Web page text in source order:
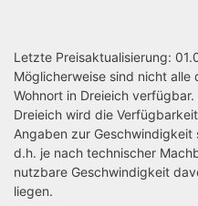
Letzte Preisaktualisierung:
Möglicherweise sind nicht alle
Wohnort in Dreieich
Dreieich wird die
Angaben zur
d.h. je nach technischer
nutzbare Geschwindigkeit
liegen.